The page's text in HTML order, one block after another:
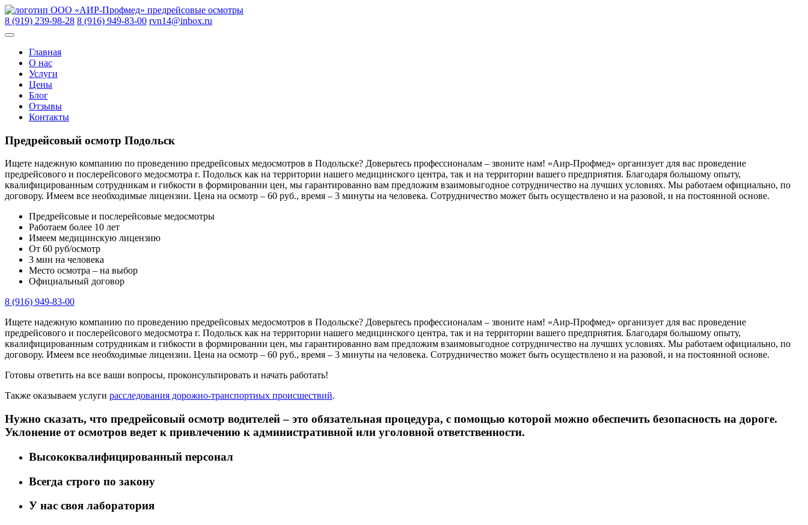
Skip
to
content
ООО «АИР-Профмед» предрейсовые осмотры
8 (919) 239-98-28 8 (916) 949-83-00 rvn14@inbox.ru
Главная
О нас
Услуги
Цены
Блог
Отзывы
Контакты
Предрейсовый осмотр Подольск
Ищете надежную компанию по проведению предрейсовых медосмотров в Подольске? Доверьтесь профессионалам – звоните нам! «Аир-Профмед» организует для вас проведение
предрейсового и послерейсового медосмотра г. Подольск как на территории нашего медицинского центра, так и на территории вашего предприятия. Благодаря большому опыту,
квалифицированным сотрудникам и гибкости в формировании цен, мы гарантированно вам предложим взаимовыгодное сотрудничество на лучших условиях. Мы работаем официально, по
договору. Имеем все необходимые лицензии. Цена на осмотр – 60 руб., время – 3 минуты на человека. Сотрудничество может быть осуществлено и на разовой, и на постоянной основе.
Предрейсовые и послерейсовые медосмотры
Работаем более 10 лет
Имеем медицинскую лицензию
От 60 руб/осмотр
3 мин на человека
Место осмотра – на выбор
Официальный договор
8 (916) 949-83-00
Ищете надежную компанию по проведению предрейсовых медосмотров в Подольске? Доверьтесь профессионалам – звоните нам! «Аир-Профмед» организует для вас проведение
предрейсового и послерейсового медосмотра г. Подольск как на территории нашего медицинского центра, так и на территории вашего предприятия. Благодаря большому опыту,
квалифицированным сотрудникам и гибкости в формировании цен, мы гарантированно вам предложим взаимовыгодное сотрудничество на лучших условиях. Мы работаем официально, по
договору. Имеем все необходимые лицензии. Цена на осмотр – 60 руб., время – 3 минуты на человека. Сотрудничество может быть осуществлено и на разовой, и на постоянной основе.
Готовы ответить на все ваши вопросы, проконсультировать и начать работать!
Также оказываем услуги расследования дорожно-транспортных происшествий.
Нужно сказать, что предрейсовый осмотр водителей – это обязательная процедура, с помощью которой можно обеспечить безопасность на дороге.
Уклонение от осмотров ведет к привлечению к административной или уголовной ответственности.
Высококвалифицированный персонал
Всегда строго по закону
У нас своя лаборатория